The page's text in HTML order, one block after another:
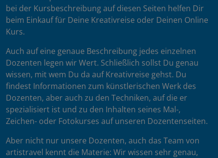
bei der Kursbeschreibung auf diesen Seiten helfen Dir
beim Einkauf für Deine Kreativreise oder Deinen Online
Kurs.
Auch auf eine genaue Beschreibung jedes einzelnen
Dozenten legen wir Wert. Schließlich sollst Du genau
wissen, mit wem Du da auf Kreativreise gehst. Du
findest Informationen zum künstlerischen Werk des
Dozenten, aber auch zu den Techniken, auf die er
spezialisiert ist und zu den Inhalten seines Mal-,
Zeichen- oder Fotokurses auf unseren Dozentenseiten.
Aber nicht nur unsere Dozenten, auch das Team von
artistravel kennt die Materie: Wir wissen sehr genau,